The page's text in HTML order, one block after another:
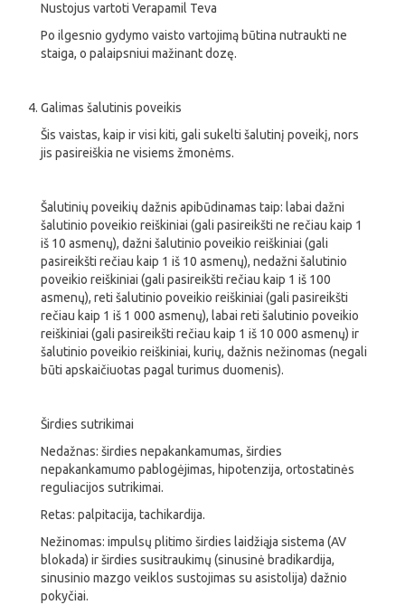
Nustojus vartoti Verapamil Teva
Po ilgesnio gydymo vaisto vartojimą būtina nutraukti ne
staiga, o palaipsniui mažinant dozę.
Galimas šalutinis poveikis
Šis vaistas, kaip ir visi kiti, gali sukelti šalutinį poveikį, nors
jis pasireiškia ne visiems žmonėms.
Šalutinių poveikių dažnis apibūdinamas taip: labai dažni
šalutinio poveikio reiškiniai (gali pasireikšti ne rečiau kaip 1
iš 10 asmenų), dažni šalutinio poveikio reiškiniai (gali
pasireikšti rečiau kaip 1 iš 10 asmenų), nedažni šalutinio
poveikio reiškiniai (gali pasireikšti rečiau kaip 1 iš 100
asmenų), reti šalutinio poveikio reiškiniai (gali pasireikšti
rečiau kaip 1 iš 1 000 asmenų), labai reti šalutinio poveikio
reiškiniai (gali pasireikšti rečiau kaip 1 iš 10 000 asmenų) ir
šalutinio poveikio reiškiniai, kurių, dažnis nežinomas (negali
būti apskaičiuotas pagal turimus duomenis).
Širdies sutrikimai
Nedažnas: širdies nepakankamumas, širdies
nepakankamumo pablogėjimas, hipotenzija, ortostatinės
reguliacijos sutrikimai.
Retas: palpitacija, tachikardija.
Nežinomas: impulsų plitimo širdies laidžiąja sistema (AV
blokada) ir širdies susitraukimų (sinusinė bradikardija,
sinusinio mazgo veiklos sustojimas su asistolija) dažnio
pokyčiai.